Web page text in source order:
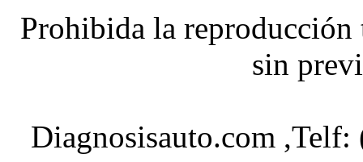
Prohibida la
sin
Diagnosisauto.com